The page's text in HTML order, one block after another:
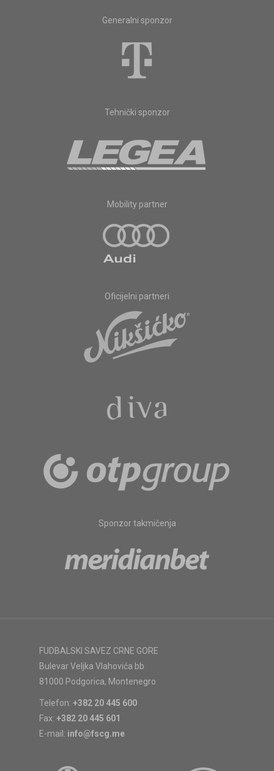
Generalni sponzor
Tehnički sponzor
Mobility partner
Oficijelni partneri
Sponzor takmičenja
FUDBALSKI SAVEZ CRNE GORE
Bulevar Veljka Vlahovića bb
81000 Podgorica, Montenegro
Telefon: +382 20 445 600
Fax: +382 20 445 601
E-mail: info@fscg.me